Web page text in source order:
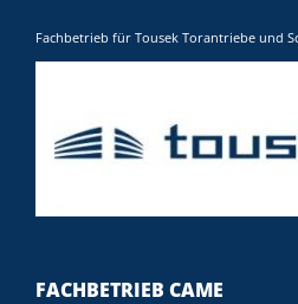
Fachbetrieb für Tousek Torantriebe und
FACHBETRIEB CAME